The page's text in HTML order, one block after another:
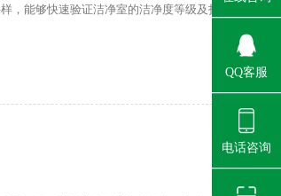
，能够快速验证洁净室的洁净度等级及打
粒子
QQ客服
电话咨询